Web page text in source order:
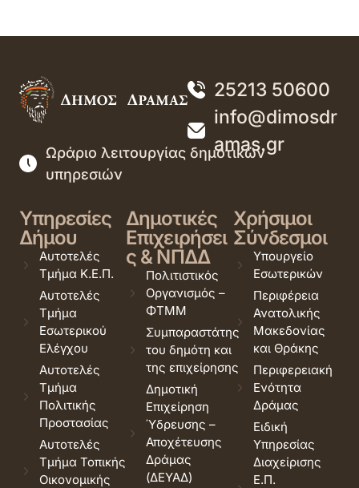
25213 50600
info@dimosdr
amas.gr
Ωράριο λειτουργίας δημοτικών
υπηρεσιών
Υπηρεσίες
Δήμου
Αυτοτελές
Τμήμα Κ.Ε.Π.
Αυτοτελές
Τμήμα
Εσωτερικού
Ελέγχου
Αυτοτελές
Τμήμα
Πολιτικής
Προστασίας
Αυτοτελές
Τμήμα Τοπικής
Οικονομικής
Δημοτικές
Επιχειρήσει
ς & ΝΠΔΔ
Πολιτιστικός
Οργανισμός –
ΦΤΜΜ
Συμπαραστάτης
του δημότη και
της επιχείρησης
Δημοτική
Επιχείρηση
Ύδρευσης –
Αποχέτευσης
Δράμας
(ΔΕΥΑΔ)
Χρήσιμοι
Σύνδεσμοι
Υπουργείο
Εσωτερικών
Περιφέρεια
Ανατολικής
Μακεδονίας
και Θράκης
Περιφερειακή
Ενότητα
Δράμας
Ειδική
Υπηρεσίας
Διαχείρισης
Ε.Π.